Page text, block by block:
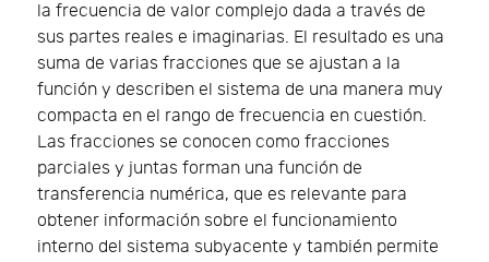
la frecuencia de valor complejo dada a través de
sus partes reales e imaginarias. El resultado es una
suma de varias fracciones que se ajustan a la
función y describen el sistema de una manera muy
compacta en el rango de frecuencia en cuestión.
Las fracciones se conocen como fracciones
parciales y juntas forman una función de
transferencia numérica, que es relevante para
obtener información sobre el funcionamiento
interno del sistema subyacente y también permite